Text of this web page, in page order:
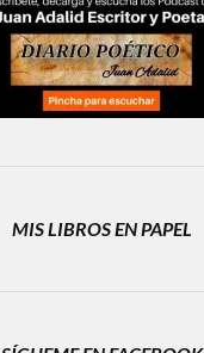
MIS LIBROS EN PAPEL